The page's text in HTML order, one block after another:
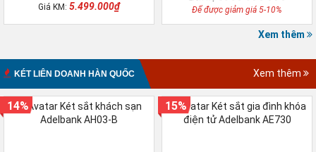
Giá KM: 5.499.000₫ Để được giảm giá 5-10%
Xem thêm
KÉT LIÊN DOANH HÀN QUỐC Xem thêm
14% 15%